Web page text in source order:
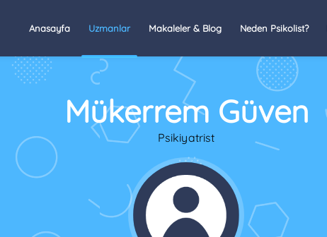
Anasayfa Uzmanlar Makaleler & Blog Neden Psikolist?
Mükerrem Güven
Psikiyatrist